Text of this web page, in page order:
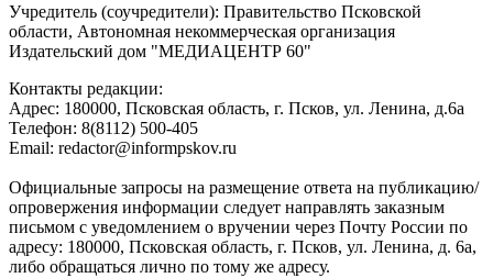
Учредитель (соучредители): Правительство Псковской
области, Автономная некоммерческая организация
Издательский дом "МЕДИАЦЕНТР 60"
Контакты редакции:
Адреc: 180000, Псковская область, г. Псков, ул. Ленина, д.6а
Телефон: 8(8112) 500-405
Email: redactor@informpskov.ru
Официальные запросы на размещение ответа на публикацию/
опровержения информации следует направлять заказным
письмом с уведомлением о вручении через Почту России по
адресу: 180000, Псковская область, г. Псков, ул. Ленина, д. 6а,
либо обращаться лично по тому же адресу.